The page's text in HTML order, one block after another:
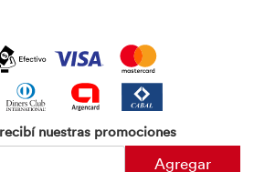
nuestras promociones
Agregar